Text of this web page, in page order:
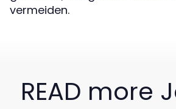
vermeiden.
READ more